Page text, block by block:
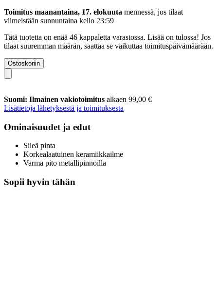
Toimitus maanantaina, 17. elokuuta mennessä, jos tilaat
viimeistään sunnuntaina kello 23:59
Tätä tuotetta on enää 46 kappaletta varastossa. Lisää on tulossa! Jos
tilaat suuremman määrän, saattaa se vaikuttaa toimituspäivämäärään.
Ostoskoriin
Suomi: Ilmainen vakiotoimitus alkaen 99,00 €
Lisätietoja lähetyksestä ja toimituksesta
Ominaisuudet ja edut
Sileä pinta
Korkealaatuinen keramiikkailme
Varma pito metallipinnoilla
Sopii hyvin tähän